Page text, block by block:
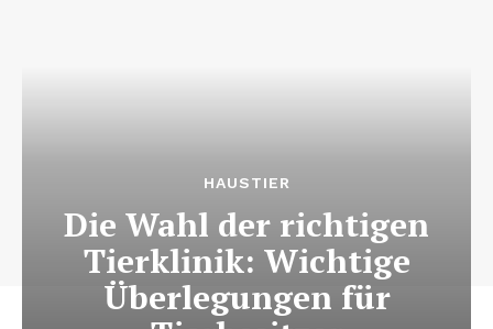
HAUSTIER
Die Wahl der richtigen
Tierklinik: Wichtige
Überlegungen für